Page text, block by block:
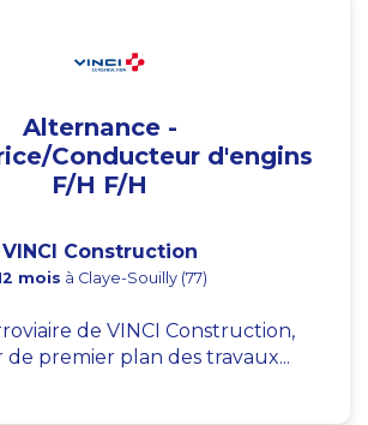
Alternance -
Conducteur d'engins
F/H F/H
VINCI Construction
mois à Claye-Souilly (77)
de VINCI Construction,
premier plan des travaux...